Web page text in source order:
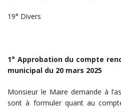
19° Divers
1° Approbation du compte
municipal du 20 mars 2025
Monsieur le Maire demande à
sont à formuler quant au